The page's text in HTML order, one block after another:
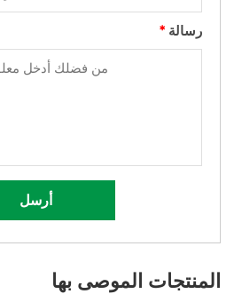
رسالة *
أرسل
المنتجات الموصى بها